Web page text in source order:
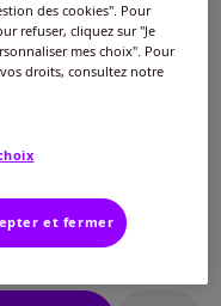
72 cm...
Guide des tailles
des cookies". Pour
refuser, cliquez sur "Je
mes choix". Pour
droits, consultez notre
et fermer